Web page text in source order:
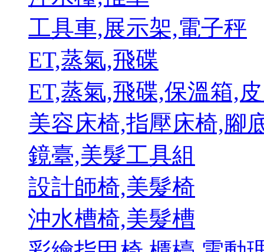
工具車,展示架,電子秤
ET,蒸氣,飛碟
ET,蒸氣,飛碟,保溫箱,
美容床椅,指壓床椅,腳
鏡臺,美髮工具組
設計師椅,美髮椅
沖水槽椅,美髮槽